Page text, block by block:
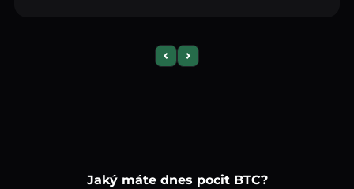
Previous slide
Next slide
Jaký máte dnes pocit BTC?